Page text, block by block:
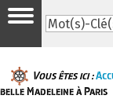
Vous êtes ici :
belle Madeleine à Paris